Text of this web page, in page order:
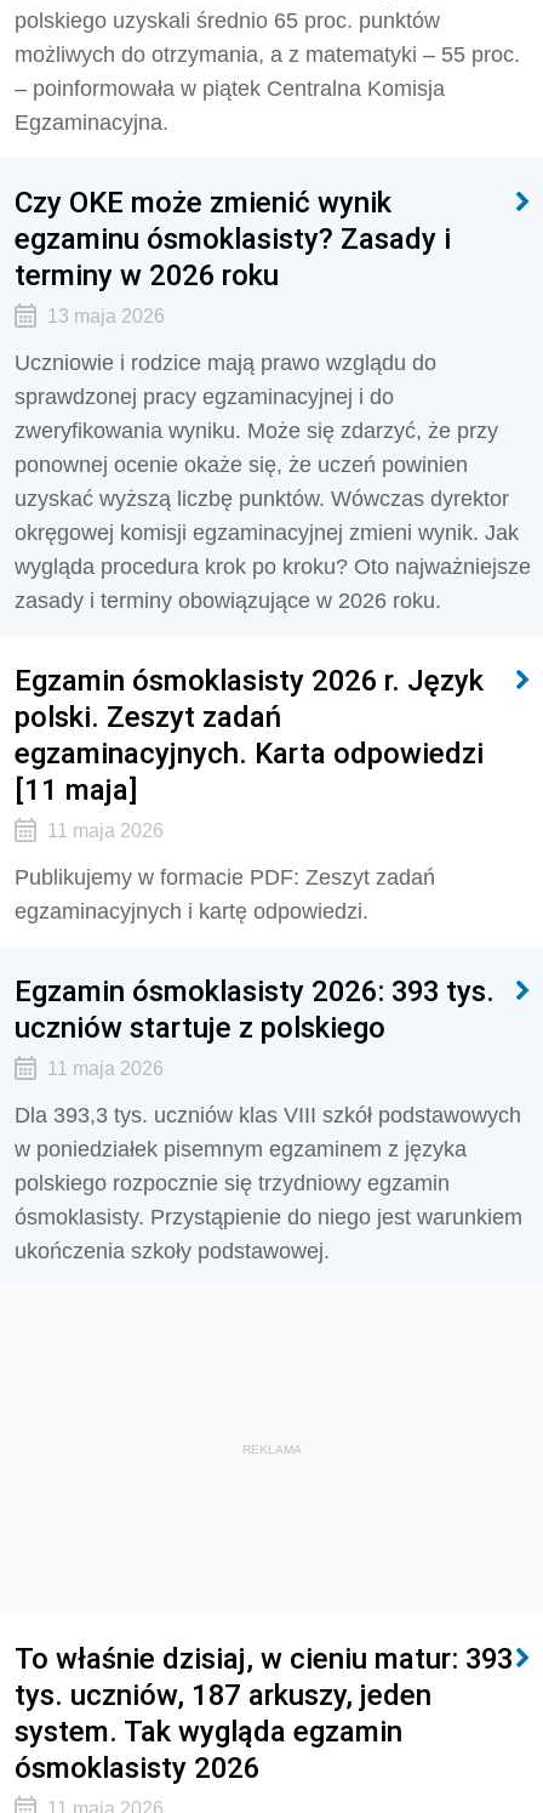
polskiego uzyskali średnio 65 proc. punktów
możliwych do otrzymania, a z matematyki – 55 proc.
– poinformowała w piątek Centralna Komisja
Egzaminacyjna.
Czy OKE może zmienić wynik
egzaminu ósmoklasisty? Zasady i
terminy w 2026 roku
13 maja 2026
Uczniowie i rodzice mają prawo wzglądu do
sprawdzonej pracy egzaminacyjnej i do
zweryfikowania wyniku. Może się zdarzyć, że przy
ponownej ocenie okaże się, że uczeń powinien
uzyskać wyższą liczbę punktów. Wówczas dyrektor
okręgowej komisji egzaminacyjnej zmieni wynik. Jak
wygląda procedura krok po kroku? Oto najważniejsze
zasady i terminy obowiązujące w 2026 roku.
Egzamin ósmoklasisty 2026 r. Język
polski. Zeszyt zadań
egzaminacyjnych. Karta odpowiedzi
[11 maja]
11 maja 2026
Publikujemy w formacie PDF: Zeszyt zadań
egzaminacyjnych i kartę odpowiedzi.
Egzamin ósmoklasisty 2026: 393 tys.
uczniów startuje z polskiego
11 maja 2026
Dla 393,3 tys. uczniów klas VIII szkół podstawowych
w poniedziałek pisemnym egzaminem z języka
polskiego rozpocznie się trzydniowy egzamin
ósmoklasisty. Przystąpienie do niego jest warunkiem
ukończenia szkoły podstawowej.
REKLAMA
To właśnie dzisiaj, w cieniu matur: 393
tys. uczniów, 187 arkuszy, jeden
system. Tak wygląda egzamin
ósmoklasisty 2026
11 maja 2026